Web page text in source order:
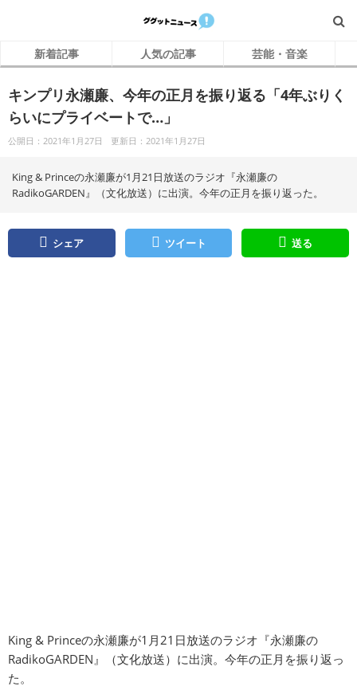
新着記事 人気の記事 芸能・音楽
キンプリ永瀬廉、今年の正月を振り返る「4年ぶりく
らいにプライベートで…」
公開日：2021年1月27日 更新日：2021年1月27日
King & Princeの永瀬廉が1月21日放送のラジオ『永瀬廉の
RadikoGARDEN』（文化放送）に出演。今年の正月を振り返った。
シェア ツイート 送る
King & Princeの永瀬廉が1月21日放送のラジオ『永瀬廉の
RadikoGARDEN』（文化放送）に出演。今年の正月を振り返っ
た。